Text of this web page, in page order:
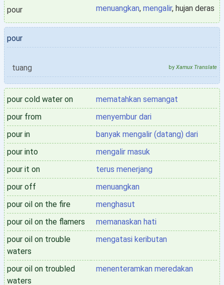
pour menuangkan, mengalir, hujan deras
pour
tuang by Xamux Translate
pour cold water on
mematahkan semangat
pour from
menyembur dari
pour in
banyak mengalir (datang) dari
pour into
mengalir masuk
pour it on
terus menerjang
pour off
menuangkan
pour oil on the fire
menghasut
pour oil on the flamers
memanaskan hati
pour oil on trouble
waters
mengatasi keributan
pour oil on troubled
waters
menenteramkan meredakan